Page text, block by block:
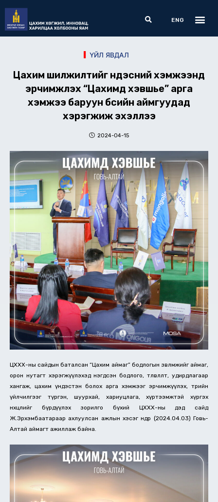
content
Search
ENG
ҮЙЛ ЯВДАЛ
Цахим шилжилтийг үндэсний хэмжээнд
эрчимжүүлэх “Цахимд хэвшье” арга
хэмжээ баруун бүсийн аймгуудад
хэрэгжиж эхэллээ
2024-04-15
ЦХХХ-ны сайдын баталсан “Цахим аймаг” бодлогын зөвлөмжийг аймаг,
орон нутагт хэрэгжүүлэхэд нэгдсэн бодлого, төлөвлөлт, удирдлагаар
хангаж, цахим үндэстэн болох арга хэмжээг эрчимжүүлэх, төрийн
үйлчилгээг түргэн, шуурхай, хариуцлага, хүртээмжтэй хүргэх
нөхцөлийг бүрдүүлэх зорилго бүхий ЦХХХ-ны дэд сайд
Ж.Эрхэмбаатараар ахлуулсан ажлын хэсэг өнөөдөр (2024.04.03) Говь-
Алтай аймагт ажиллаж байна.